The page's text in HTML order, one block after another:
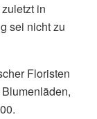
in
sei nicht zu
Floristen